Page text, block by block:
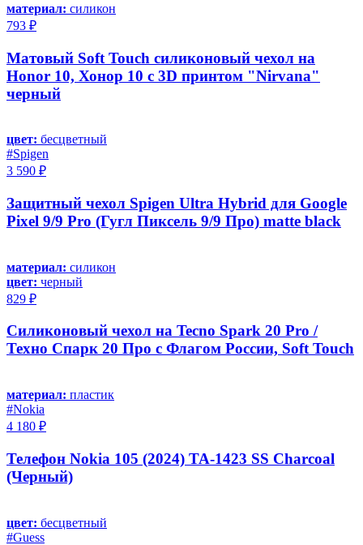
материал: силикон
793 ₽
Матовый Soft Touch силиконовый чехол на
Honor 10, Хонор 10 с 3D принтом "Nirvana"
черный
цвет: бесцветный
#Spigen
3 590 ₽
Защитный чехол Spigen Ultra Hybrid для Google
Pixel 9/9 Pro (Гугл Пиксель 9/9 Про) matte black
материал: силикон
цвет: черный
829 ₽
Силиконовый чехол на Tecno Spark 20 Pro /
Техно Спарк 20 Про с Флагом России, Soft Touch
материал: пластик
#Nokia
4 180 ₽
Телефон Nokia 105 (2024) TA-1423 SS Charcoal
(Черный)
цвет: бесцветный
#Guess